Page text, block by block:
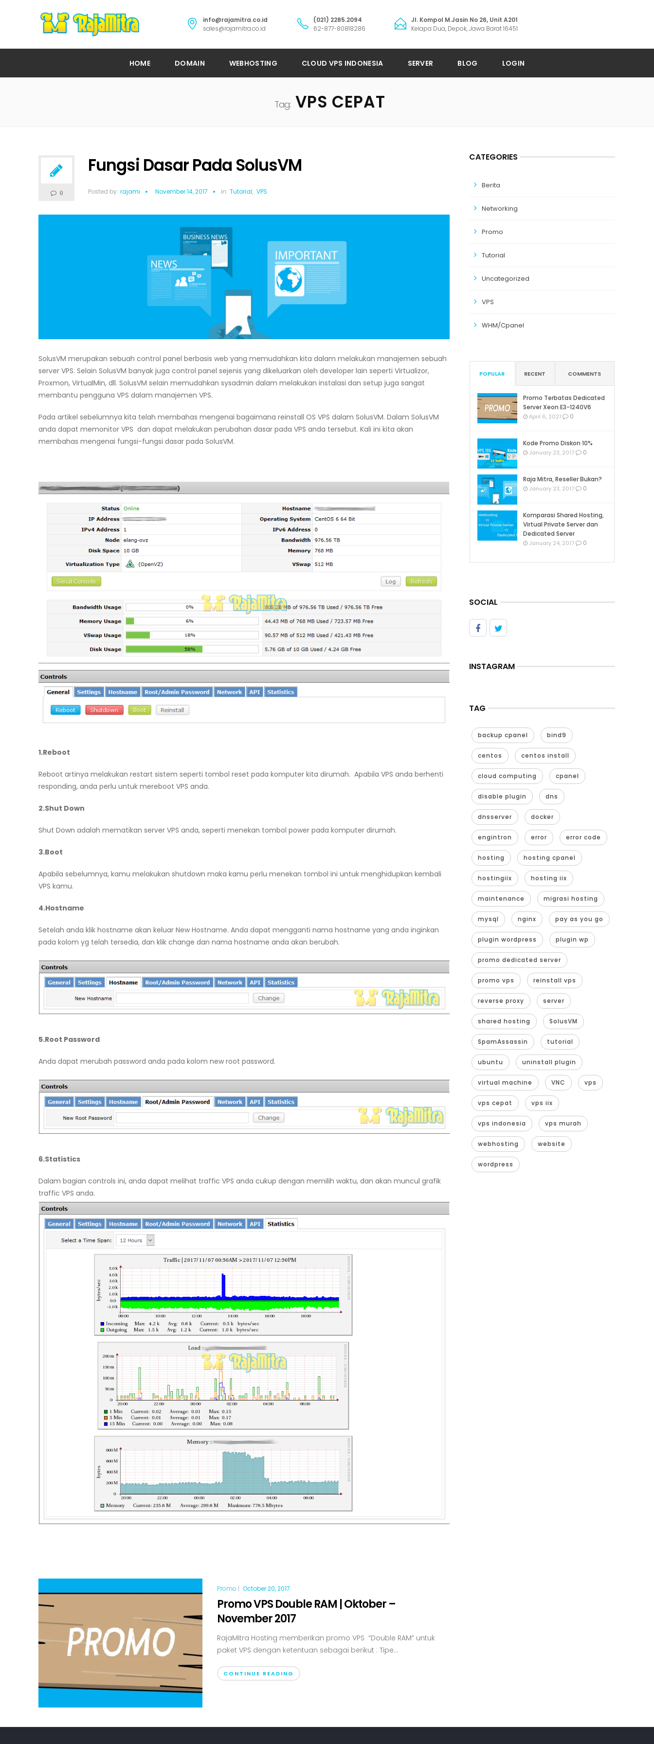
info@rajamitra.co.id
sales@rajamitra.co.id
(021) 2285.2094
62-877-80818286
Jl. Kompol M.Jasin No 26, Unit A201
Kelapa Dua, Depok, Jawa Barat 16451
HOME DOMAIN WEBHOSTING CLOUD VPS INDONESIA SERVER BLOG LOGIN
Tag:VPS CEPAT
0
Fungsi Dasar Pada SolusVM
Posted by: rajami November 14, 2017 in: Tutorial, VPS
SolusVM merupakan sebuah control panel berbasis web yang memudahkan kita dalam melakukan manajemen sebuah
server VPS. Selain SolusVM banyak juga control panel sejenis yang dikeluarkan oleh developer lain seperti Virtualizor,
Proxmon, VirtualMin, dll. SolusVM selain memudahkan sysadmin dalam melakukan instalasi dan setup juga sangat
membantu pengguna VPS dalam manajemen VPS.
Pada artikel sebelumnya kita telah membahas mengenai bagaimana reinstall OS VPS dalam SolusVM. Dalam SolusVM
anda dapat memonitor VPS dan dapat melakukan perubahan dasar pada VPS anda tersebut. Kali ini kita akan
membahas mengenai fungsi-fungsi dasar pada SolusVM.
1.Reboot
Reboot artinya melakukan restart sistem seperti tombol reset pada komputer kita dirumah. Apabila VPS anda berhenti
responding, anda perlu untuk mereboot VPS anda.
2.Shut Down
Shut Down adalah mematikan server VPS anda, seperti menekan tombol power pada komputer dirumah.
3.Boot
Apabila sebelumnya, kamu melakukan shutdown maka kamu perlu menekan tombol ini untuk menghidupkan kembali
VPS kamu.
4.Hostname
Setelah anda klik hostname akan keluar New Hostname. Anda dapat mengganti nama hostname yang anda inginkan
pada kolom yg telah tersedia, dan klik change dan nama hostname anda akan berubah.
5.Root Password
Anda dapat merubah password anda pada kolom new root password.
6.Statistics
Dalam bagian controls ini, anda dapat melihat traffic VPS anda cukup dengan memilih waktu, dan akan muncul grafik
traffic VPS anda.
Promo | October 20, 2017
Promo VPS Double RAM | Oktober –
November 2017
RajaMitra Hosting memberikan promo VPS “Double RAM” untuk
paket VPS dengan ketentuan sebagai berikut : Tipe...
CONTINUE READING
CATEGORIES
Berita
Networking
Promo
Tutorial
Uncategorized
VPS
WHM/Cpanel
POPULAR RECENT COMMENTS
Promo Terbatas Dedicated
Server Xeon E3-1240V6
April 6, 2021 0
Kode Promo Diskon 10%
January 23, 2017 0
Raja Mitra, Reseller Bukan?
January 23, 2017 0
Komparasi Shared Hosting,
Virtual Private Server dan
Dedicated Server
January 24, 2017 0
SOCIAL
INSTAGRAM
TAG
backup cpanel bind9
centos centos install
cloud computing cpanel
disable plugin dns
dnsserver docker
engintron error error code
hosting hosting cpanel
hostingiix hosting iix
maintenance migrasi hosting
mysql nginx pay as you go
plugin wordpress plugin wp
promo dedicated server
promo vps reinstall vps
reverse proxy server
shared hosting SolusVM
SpamAssassin tutorial
ubuntu uninstall plugin
virtual machine VNC vps
vps cepat vps iix
vps indonesia vps murah
webhosting website
wordpress